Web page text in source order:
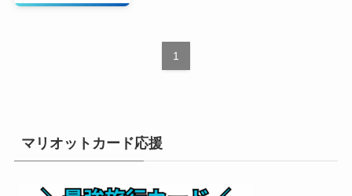
1
マリオットカード応援